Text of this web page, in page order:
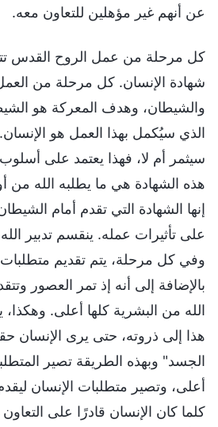
عن أنهم غير مؤهلين للتعاون معه.
كل مرحلة من عمل الروح القدس
شهادة الإنسان. كل مرحلة من
والشيطان، وهدف المعركة هو
الذي سيُكمل بهذا العمل هو
سيثمر أم لا، فهذا يعتمد على
هذه الشهادة هي ما يطلبه الله من
إنها الشهادة التي تقدم أمام
على تأثيرات عمله. ينقسم تدبير
وفي كل مرحلة، يتم تقديم
بالإضافة إلى أنه إذ تمر العصور
الله من البشرية كلها أعلى.
هذا إلى ذروته، حتى يرى الإنسان
الجسد" وبهذه الطريقة تصير
أعلى، وتصير متطلبات الإنسان
كلما كان الإنسان قادرًا على